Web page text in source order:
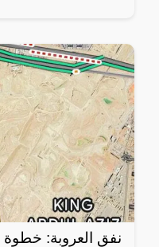
نفق العروبة: